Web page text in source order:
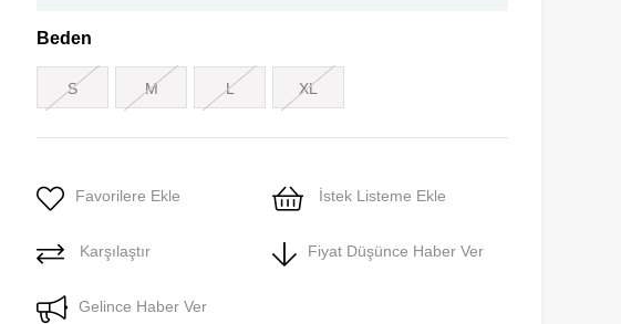
Beden
S M L XL
Favorilere Ekle İstek Listeme Ekle
Karşılaştır Fiyat Düşünce Haber Ver
Gelince Haber Ver